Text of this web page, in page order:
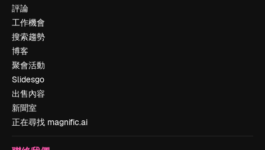
評論
工作機會
搜索趨勢
博客
聚會活動
Slidesgo
出售內容
新聞室
正在尋找 magnific.ai